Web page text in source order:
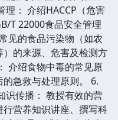
理： 介绍HACCP（危害
T 22000食品安全管理
见的食品污染物（如农
的来源、危害及检测方
介绍食物中毒的常见原
急救与处理原则。 6.
识传播： 教授有效的营
营养知识讲座、撰写科